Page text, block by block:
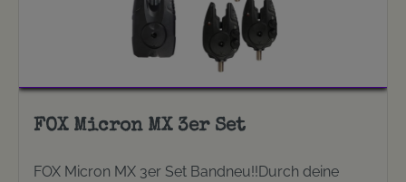
FOX Micron MX 3er Set
FOX Micron MX 3er Set Bandneu!!Durch deine